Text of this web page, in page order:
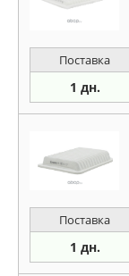
Поставка
1 дн.
Поставка
1 дн.